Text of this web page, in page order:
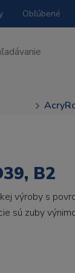
Obľúbené
B2
výroby s
sú zuby